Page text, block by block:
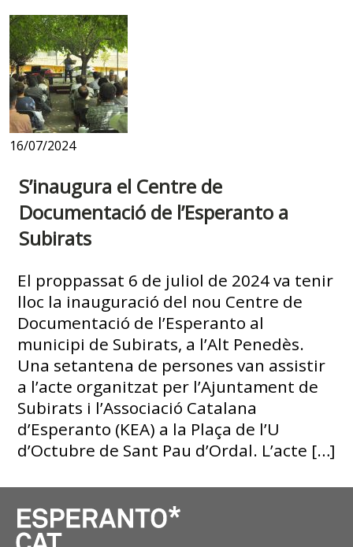
16/07/2024
S’inaugura el Centre de
Documentació de l’Esperanto a
Subirats
El proppassat 6 de juliol de 2024 va tenir
lloc la inauguració del nou Centre de
Documentació de l’Esperanto al
municipi de Subirats, a l’Alt Penedès.
Una setantena de persones van assistir
a l’acte organitzat per l’Ajuntament de
Subirats i l’Associació Catalana
d’Esperanto (KEA) a la Plaça de l’U
d’Octubre de Sant Pau d’Ordal. L’acte […]